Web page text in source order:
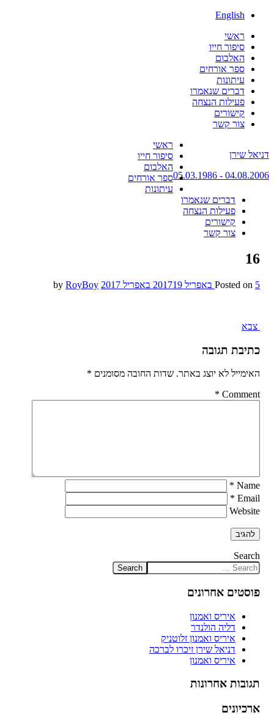
English
ראשי
סיפור חייו
האלבום
ספר אורחים
עיתונות
דברים שנאמרו
פעילות הנצחה
קישורים
צור קשר
דניאל שירן
04.08.2006 - 05.03.1986
Skip
to
content
ראשי
סיפור חייו
האלבום
ספר אורחים
עיתונות
דברים שנאמרו
פעילות הנצחה
קישורים
צור קשר
16
Posted on 5 באפריל 2017 19 באפריל 2017 RoyBoy
Post
navigation
צבא
כתיבת תגובה
האימייל לא יוצג באתר. שדות החובה מסומנים *
Comment
*
Name
*
Email
*
Website
Search
פוסטים אחרונים
איריס ואמנון
דליה הולנדר
איריס ואמנון זלוטניק
דניאל שירן זיכרו לברכה
איריס ואמנון
תגובות אחרונות
ארכיונים